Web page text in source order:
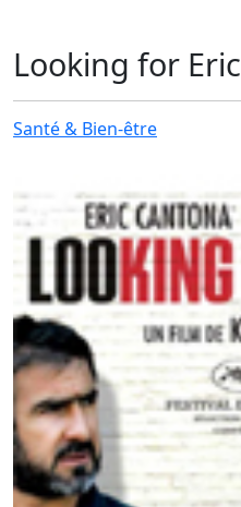
Looking for Eric
Santé & Bien-être